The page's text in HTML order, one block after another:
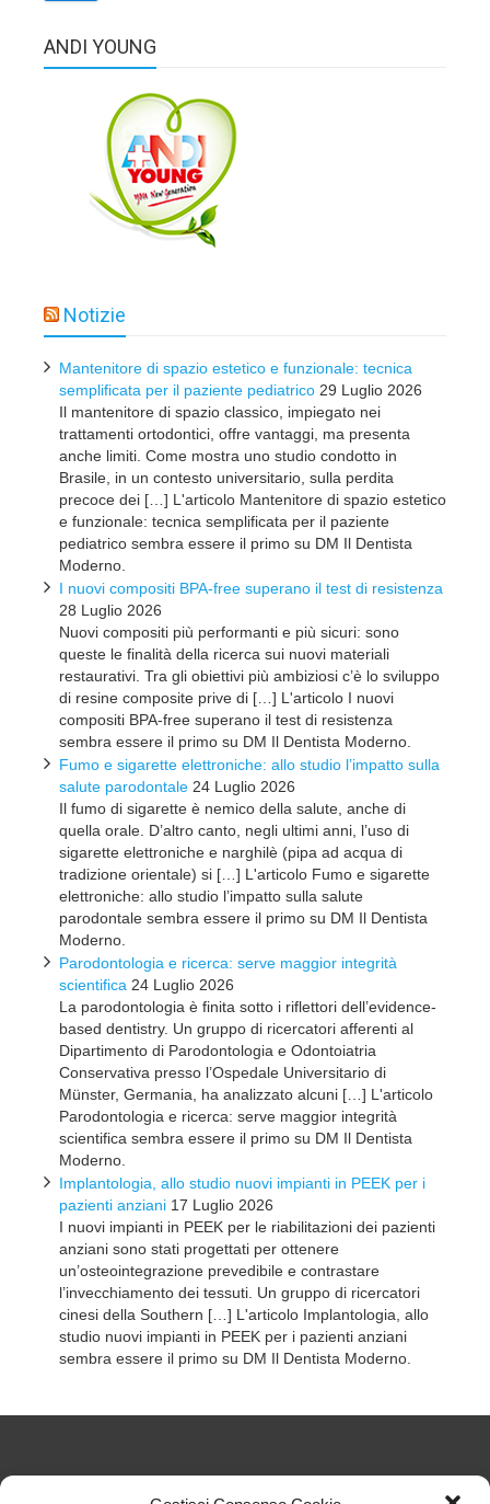
ANDI YOUNG
Notizie
Mantenitore di spazio estetico e funzionale: tecnica
semplificata per il paziente pediatrico 29 Luglio 2026
Il mantenitore di spazio classico, impiegato nei
trattamenti ortodontici, offre vantaggi, ma presenta
anche limiti. Come mostra uno studio condotto in
Brasile, in un contesto universitario, sulla perdita
precoce dei […] L'articolo Mantenitore di spazio estetico
e funzionale: tecnica semplificata per il paziente
pediatrico sembra essere il primo su DM Il Dentista
Moderno.
I nuovi compositi BPA-free superano il test di resistenza
28 Luglio 2026
Nuovi compositi più performanti e più sicuri: sono
queste le finalità della ricerca sui nuovi materiali
restaurativi. Tra gli obiettivi più ambiziosi c’è lo sviluppo
di resine composite prive di […] L'articolo I nuovi
compositi BPA-free superano il test di resistenza
sembra essere il primo su DM Il Dentista Moderno.
Fumo e sigarette elettroniche: allo studio l’impatto sulla
salute parodontale 24 Luglio 2026
Il fumo di sigarette è nemico della salute, anche di
quella orale. D’altro canto, negli ultimi anni, l’uso di
sigarette elettroniche e narghilè (pipa ad acqua di
tradizione orientale) si […] L'articolo Fumo e sigarette
elettroniche: allo studio l’impatto sulla salute
parodontale sembra essere il primo su DM Il Dentista
Moderno.
Parodontologia e ricerca: serve maggior integrità
scientifica 24 Luglio 2026
La parodontologia è finita sotto i riflettori dell’evidence-
based dentistry. Un gruppo di ricercatori afferenti al
Dipartimento di Parodontologia e Odontoiatria
Conservativa presso l’Ospedale Universitario di
Münster, Germania, ha analizzato alcuni […] L'articolo
Parodontologia e ricerca: serve maggior integrità
scientifica sembra essere il primo su DM Il Dentista
Moderno.
Implantologia, allo studio nuovi impianti in PEEK per i
pazienti anziani 17 Luglio 2026
I nuovi impianti in PEEK per le riabilitazioni dei pazienti
anziani sono stati progettati per ottenere
un’osteointegrazione prevedibile e contrastare
l’invecchiamento dei tessuti. Un gruppo di ricercatori
cinesi della Southern […] L'articolo Implantologia, allo
studio nuovi impianti in PEEK per i pazienti anziani
sembra essere il primo su DM Il Dentista Moderno.